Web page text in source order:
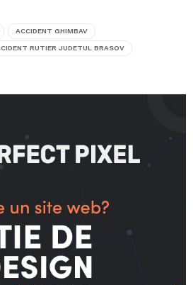
ACCIDENT GHIMBAV
RUTIER JUDETUL BRASOV